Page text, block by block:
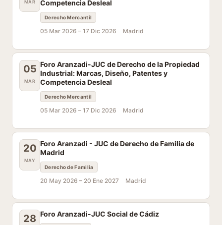
MAR
Competencia Desleal
Derecho Mercantil
05 Mar 2026 – 17 Dic 2026 Madrid
05
MAR
Foro Aranzadi-JUC de Derecho de la Propiedad
Industrial: Marcas, Diseño, Patentes y
Competencia Desleal
Derecho Mercantil
05 Mar 2026 – 17 Dic 2026 Madrid
20
MAY
Foro Aranzadi - JUC de Derecho de Familia de
Madrid
Derecho de Familia
20 May 2026 – 20 Ene 2027 Madrid
28 Foro Aranzadi-JUC Social de Cádiz